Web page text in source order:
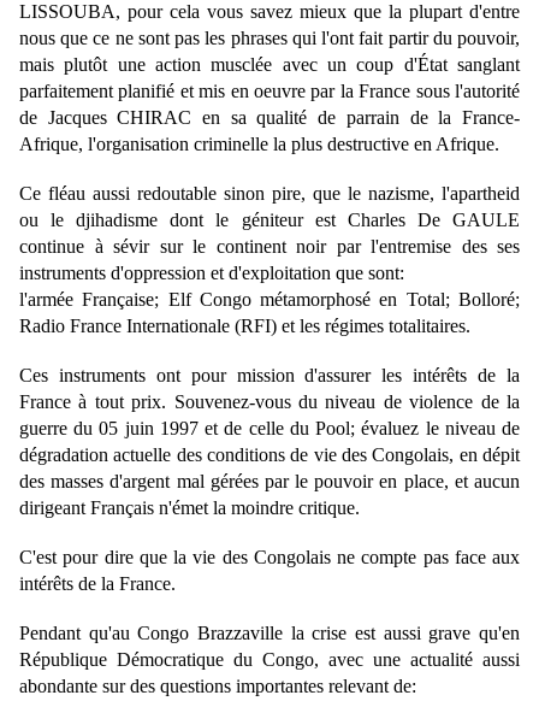
LISSOUBA, pour cela vous savez mieux que la plupart d'entre
nous que ce ne sont pas les phrases qui l'ont fait partir du pouvoir,
mais plutôt une action musclée avec un coup d'État sanglant
parfaitement planifié et mis en oeuvre par la France sous l'autorité
de Jacques CHIRAC en sa qualité de parrain de la France-
Afrique, l'organisation criminelle la plus destructive en Afrique.
Ce fléau aussi redoutable sinon pire, que le nazisme, l'apartheid
ou le djihadisme dont le géniteur est Charles De GAULE
continue à sévir sur le continent noir par l'entremise des ses
instruments d'oppression et d'exploitation que sont:
l'armée Française; Elf Congo métamorphosé en Total; Bolloré;
Radio France Internationale (RFI) et les régimes totalitaires.
Ces instruments ont pour mission d'assurer les intérêts de la
France à tout prix. Souvenez-vous du niveau de violence de la
guerre du 05 juin 1997 et de celle du Pool; évaluez le niveau de
dégradation actuelle des conditions de vie des Congolais, en dépit
des masses d'argent mal gérées par le pouvoir en place, et aucun
dirigeant Français n'émet la moindre critique.
C'est pour dire que la vie des Congolais ne compte pas face aux
intérêts de la France.
Pendant qu'au Congo Brazzaville la crise est aussi grave qu'en
République Démocratique du Congo, avec une actualité aussi
abondante sur des questions importantes relevant de: